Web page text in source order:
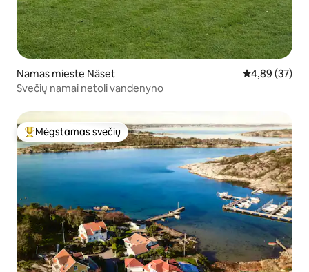
Namas mieste Näset Vidutinis
4,89 (37)
Svečių namai netoli vandenyno
Svečių mėgstamiausias
Mėgstamas svečių